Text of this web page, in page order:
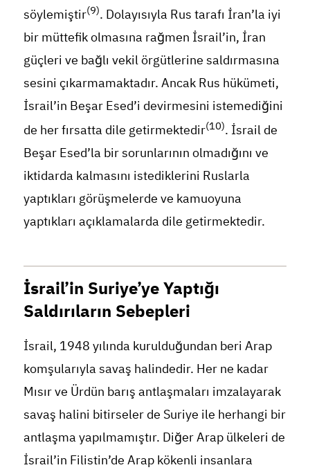
söylemiştir(9). Dolayısıyla Rus tarafı İran’la iyi
bir müttefik olmasına rağmen İsrail’in, İran
güçleri ve bağlı vekil örgütlerine saldırmasına
sesini çıkarmamaktadır. Ancak Rus hükümeti,
İsrail’in Beşar Esed’i devirmesini istemediğini
de her fırsatta dile getirmektedir(10). İsrail de
Beşar Esed’la bir sorunlarının olmadığını ve
iktidarda kalmasını istediklerini Ruslarla
yaptıkları görüşmelerde ve kamuoyuna
yaptıkları açıklamalarda dile getirmektedir.
İsrail’in Suriye’ye Yaptığı
Saldırıların Sebepleri
İsrail, 1948 yılında kurulduğundan beri Arap
komşularıyla savaş halindedir. Her ne kadar
Mısır ve Ürdün barış antlaşmaları imzalayarak
savaş halini bitirseler de Suriye ile herhangi bir
antlaşma yapılmamıştır. Diğer Arap ülkeleri de
İsrail’in Filistin’de Arap kökenli insanlara